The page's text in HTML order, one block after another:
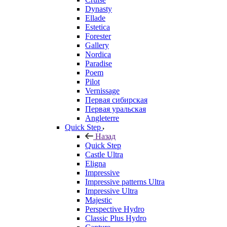
Dynasty
Ellade
Estetica
Forester
Gallery
Nordica
Paradise
Poem
Pilot
Vernissage
Первая сибирская
Первая уральская
Angleterre
Quick Step
Назад
Quick Step
Castle Ultra
Eligna
Impressive
Impressive patterns Ultra
Impressive Ultra
Majestic
Perspective Hydro
Classic Plus Hydro